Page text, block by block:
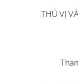
THÚ VỊ